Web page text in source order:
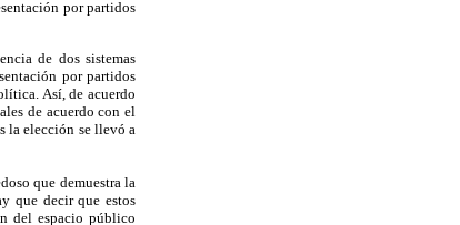
por partidos
de dos sistemas
por partidos
Así, de acuerdo
de acuerdo con el
la elección se llevó a
que demuestra la
que decir que estos
del espacio público